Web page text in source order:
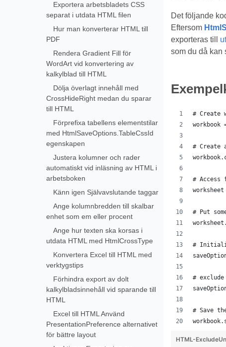
Exportera arbetsbladets CSS
separat i utdata HTML filen
Hur man konverterar HTML till
PDF
Rendera Gradient Fill för
WordArt vid konvertering av
kalkylblad till HTML
Dölja överlagt innehåll med
CrossHideRight medan du sparar
till HTML
Förprefixa tabellens elementstilar
med HtmlSaveOptions.TableCssId
egenskapen
Justera kolumner och rader
automatiskt vid inläsning av HTML i
arbetsboken
Känn igen Självavslutande taggar
Ange kolumnbredden till skalbar
enhet som em eller procent
Ange hur texten ska korsas i
utdata HTML med HtmlCrossType
Konvertera Excel till HTML med
verktygstips
Förhindra export av dolt
kalkylbladsinnehåll vid sparande till
HTML
Excel till HTML Använd
PresentationPreference alternativet
för bättre layout
Det följande
Eftersom
exporteras till
som du då kan
# Create
workbook
# Create
# Access
# Put
#
#
# Save
HTML-